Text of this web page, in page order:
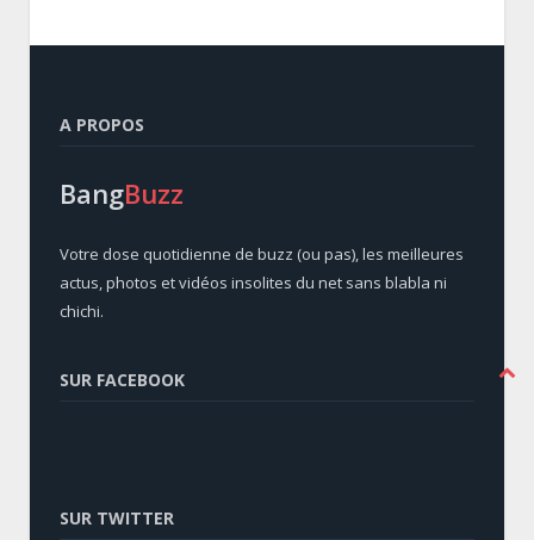
A PROPOS
BangBuzz
Votre dose quotidienne de buzz (ou pas), les meilleures
actus, photos et vidéos insolites du net sans blabla ni
chichi.
SUR FACEBOOK
SUR TWITTER